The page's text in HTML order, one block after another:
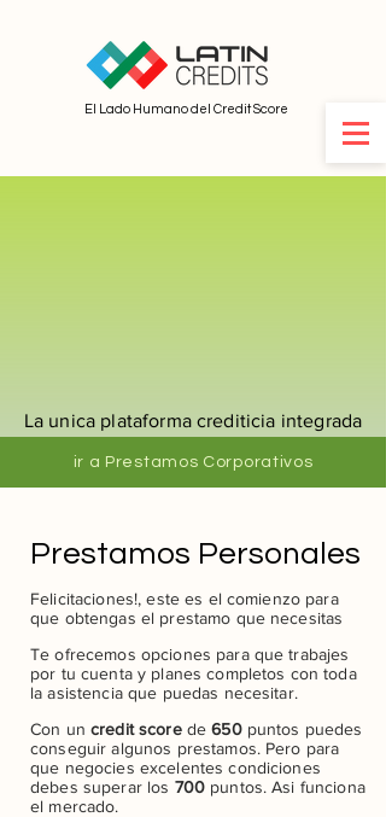
El Lado Humano del Credit Score
La unica plataforma crediticia integrada
ir a Prestamos Corporativos
Prestamos Personales
Felicitaciones!, este es el comienzo para
que obtengas el prestamo que necesitas
Te ofrecemos opciones para que trabajes
por tu cuenta y planes completos con toda
la asistencia que puedas necesitar.
Con un credit scorede650puntos puedes
conseguir algunos prestamos. Pero para
que negocies excelentes condiciones
debes superar los 700puntos. Asi funciona
el mercado.